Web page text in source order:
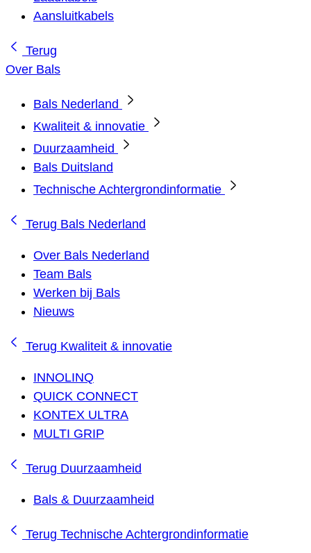
Aansluitkabels
Terug
Over Bals
Bals Nederland
Kwaliteit & innovatie
Duurzaamheid
Bals Duitsland
Technische Achtergrondinformatie
Terug Bals Nederland
Over Bals Nederland
Team Bals
Werken bij Bals
Nieuws
Terug Kwaliteit & innovatie
INNOLINQ
QUICK CONNECT
KONTEX ULTRA
MULTI GRIP
Terug Duurzaamheid
Bals & Duurzaamheid
Terug Technische Achtergrondinformatie